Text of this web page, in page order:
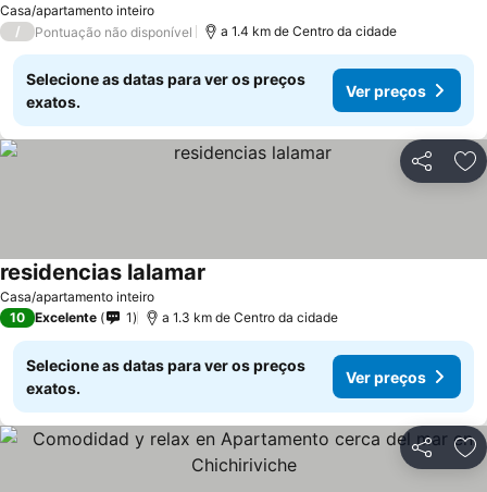
Casa/apartamento inteiro
/ Pontuação não disponível a 1.4 km de Centro da cidade
Selecione as datas para ver os preços
exatos.
Ver preços
Partilhar
Casa/apartamento inteiro
residencias lalamar
10 Excelente 1 a 1.3 km de Centro da cidade
Selecione as datas para ver os preços
exatos.
Ver preços
Partilhar